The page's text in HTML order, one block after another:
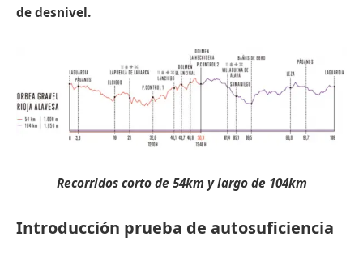
de desnivel.
Recorridos corto de 54km y largo de 104km
Introducción prueba de autosuficiencia